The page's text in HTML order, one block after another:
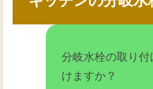
分岐水栓の取り
けますか？